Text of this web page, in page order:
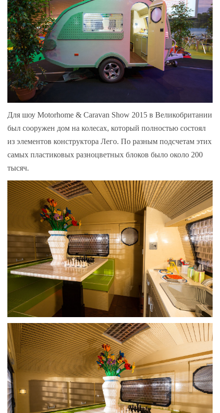
Для шоу Motorhome & Caravan Show 2015 в Великобритании
был сооружен дом на колесах, который полностью состоял
из элементов конструктора Лего. По разным подсчетам этих
самых пластиковых разноцветных блоков было около 200
тысяч.